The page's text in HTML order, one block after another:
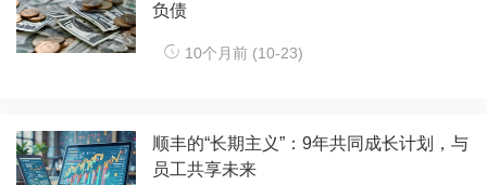
负债
10个月前 (10-23)
顺丰的“长期主义”：9年共同成长计划，与
员工共享未来